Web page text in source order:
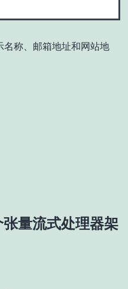
称、邮箱地址和网站地
量流式处理器架